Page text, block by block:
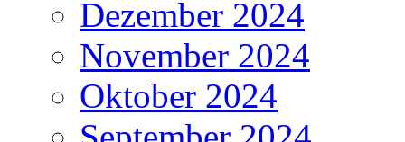
Dezember 2024
November 2024
Oktober 2024